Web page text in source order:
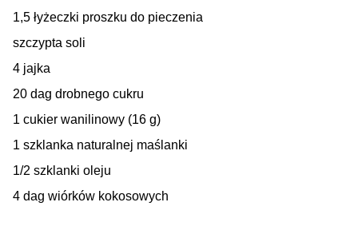
1,5 łyżeczki proszku do pieczenia
szczypta soli
4 jajka
20 dag drobnego cukru
1 cukier wanilinowy (16 g)
1 szklanka naturalnej maślanki
1/2 szklanki oleju
4 dag wiórków kokosowych